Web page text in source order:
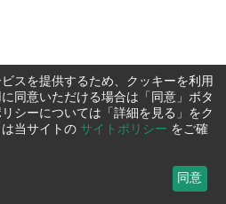
スを提供するため、クッキーを利用
同意いただける場合は「同意」ボタ
シーについては「詳細を見る」をク
当サイトの サイトポリシー をご確
同意